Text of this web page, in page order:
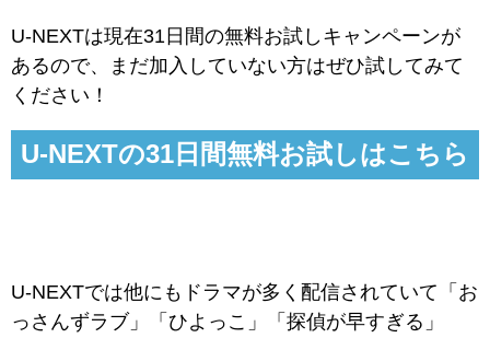
U-NEXTは現在31日間の無料お試しキャンペーンが
あるので、まだ加入していない方はぜひ試してみて
ください！
U-NEXTの31日間無料お試しはこちら
U-NEXTでは他にもドラマが多く配信されていて「お
っさんずラブ」「ひよっこ」「探偵が早すぎる」